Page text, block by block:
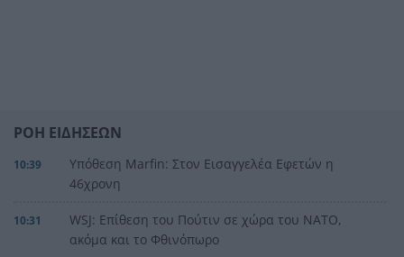
ΡΟΗ ΕΙΔΗΣΕΩΝ
10:39
Υπόθεση Marfin: Στον Εισαγγελέα Εφετών η
46χρονη
10:31
WSJ: Επίθεση του Πούτιν σε χώρα του ΝΑΤΟ,
ακόμα και το Φθινόπωρο